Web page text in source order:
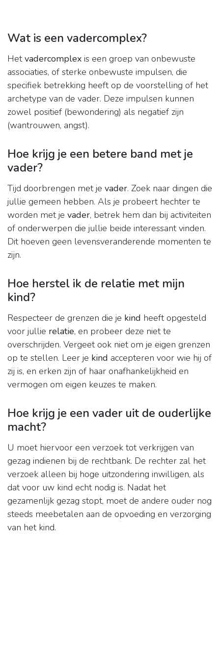
Wat is een vadercomplex?
Hetvadercomplex is een groep van onbewuste
associaties, of sterke onbewuste impulsen, die
specifiek betrekking heeft op de voorstelling of het
archetype van de vader. Deze impulsen kunnen
zowel positief (bewondering) als negatief zijn
(wantrouwen, angst).
Hoe krijg je een betere band met je
vader?
Tijd doorbrengen met je vader. Zoek naar dingen die
jullie gemeen hebben. Als je probeert hechter te
worden met je vader, betrek hem dan bij activiteiten
of onderwerpen die jullie beide interessant vinden.
Dit hoeven geen levensveranderende momenten te
zijn.
Hoe herstel ik de relatie met mijn
kind?
Respecteer de grenzen die je kind heeft opgesteld
voor jullie relatie, en probeer deze niet te
overschrijden. Vergeet ook niet om je eigen grenzen
op te stellen. Leer je kind accepteren voor wie hij of
zij is, en erken zijn of haar onafhankelijkheid en
vermogen om eigen keuzes te maken.
Hoe krijg je een vader uit de ouderlijke
macht?
U moet hiervoor een verzoek tot verkrijgen van
gezag indienen bij de rechtbank. De rechter zal het
verzoek alleen bij hoge uitzondering inwilligen, als
dat voor uw kind echt nodig is. Nadat het
gezamenlijk gezag stopt, moet de andere ouder nog
steeds meebetalen aan de opvoeding en verzorging
van het kind.